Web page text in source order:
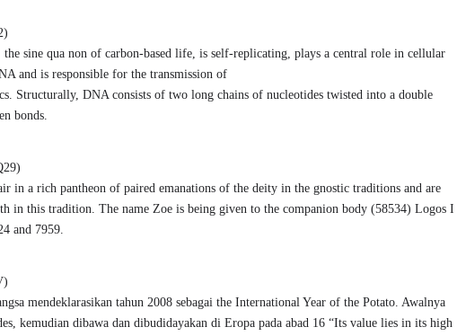
sine qua non of carbon-based life, is self-replicating, plays a central role in cellular
and is responsible for the transmission of
Structurally, DNA consists of two long chains of nucleotides twisted into a double
bonds.
in a rich pantheon of paired emanations of the deity in the gnostic traditions and are
in this tradition. The name Zoe is being given to the companion body (58534) Logos I
and 7959.
mendeklarasikan tahun 2008 sebagai the International Year of the Potato. Awalnya
kemudian dibawa dan dibudidayakan di Eropa pada abad 16 “Its value lies in its high